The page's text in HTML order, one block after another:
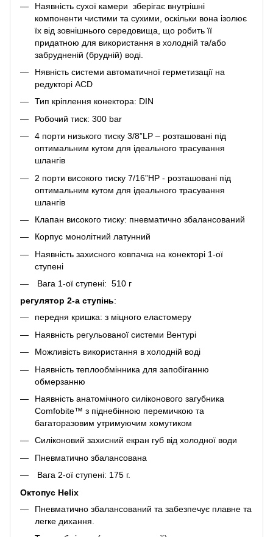
Наявність сухої камери зберігає внутрішні
компоненти чистими та сухими, оскільки вона ізолює
їх від зовнішнього середовища, що робить її
придатною для використання в холодній та/або
забрудненій (брудній) воді.
Нявність системи автоматичної герметизації на
редукторі ACD
Тип кріплення конектора: DIN
Робочий тиск: 300 bar
4 порти низького тиску 3/8”LP – розташовані під
оптимальним кутом для ідеального трасування
шлангів
2 порти високого тиску 7/16”HP - розташовані під
оптимальним кутом для ідеального трасування
шлангів
Клапан високого тиску: пневматично збалансований
Корпус монолітний латунний
Наявність захисного ковпачка на конекторі 1-ої
ступені
Вага 1-ої ступені: 510 г
регулятор 2-а ступінь:
передня кришка: з міцного еластомеру
Наявність регульованої системи Вентурі
Можливість використання в холодній воді
Наявність теплообмінника для запобіганню
обмерзанню
Наявність анатомічного силіконового загубника
Comfobite™ з піднебінною перемичкою та
багаторазовим утримуючим хомутиком
Силіконовий захисний екран губ від холодної води
Пневматично збалансована
Вага 2-ої ступені: 175 г.
Октопус Helix
Пневматично збалансований та забезпечує плавне та
легке дихання.